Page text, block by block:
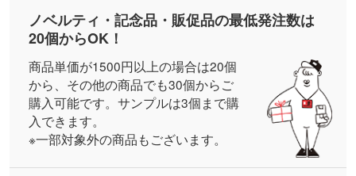
2025/04/18 ほしい！ノベルティ 公式X(Twitter)
開設のお知らせ
商品情報やサービスの紹介、お役立ち情報などをつ
ぶやきます。ぜひフォローお願いいたします！
⇒ほしい！ノベルティ公式X(Twitter)
ノベルティ・記念品・販促品の最低発注数は
20個からOK！
商品単価が1500円以上の場合は20個
から、その他の商品でも30個からご
購入可能です。サンプルは3個まで購
入できます。
※一部対象外の商品もございます。